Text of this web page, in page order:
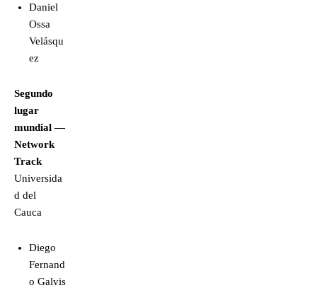
Daniel
Ossa
Velásqu
ez
Segundo
lugar
mundial —
Network
Track
Universida
d del
Cauca
Diego
Fernand
o Galvis